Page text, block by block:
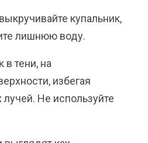
купальник,
лишнюю воду.
в тени, на
избегая
Не используйте